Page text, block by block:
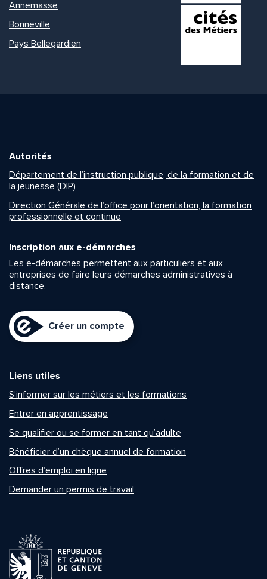
Annemasse
Bonneville
Pays Bellegardien
Autorités
Département de l’instruction publique, de la formation et de
la jeunesse (DIP)
Direction Générale de l’office pour l’orientation, la formation
professionnelle et continue
Inscription aux e-démarches
Les e-démarches permettent aux particuliers et aux
entreprises de faire leurs démarches administratives à
distance.
Créer un compte
Liens utiles
S’informer sur les métiers et les formations
Entrer en apprentissage
Se qualifier ou se former en tant qu’adulte
Bénéficier d’un chèque annuel de formation
Offres d’emploi en ligne
Demander un permis de travail